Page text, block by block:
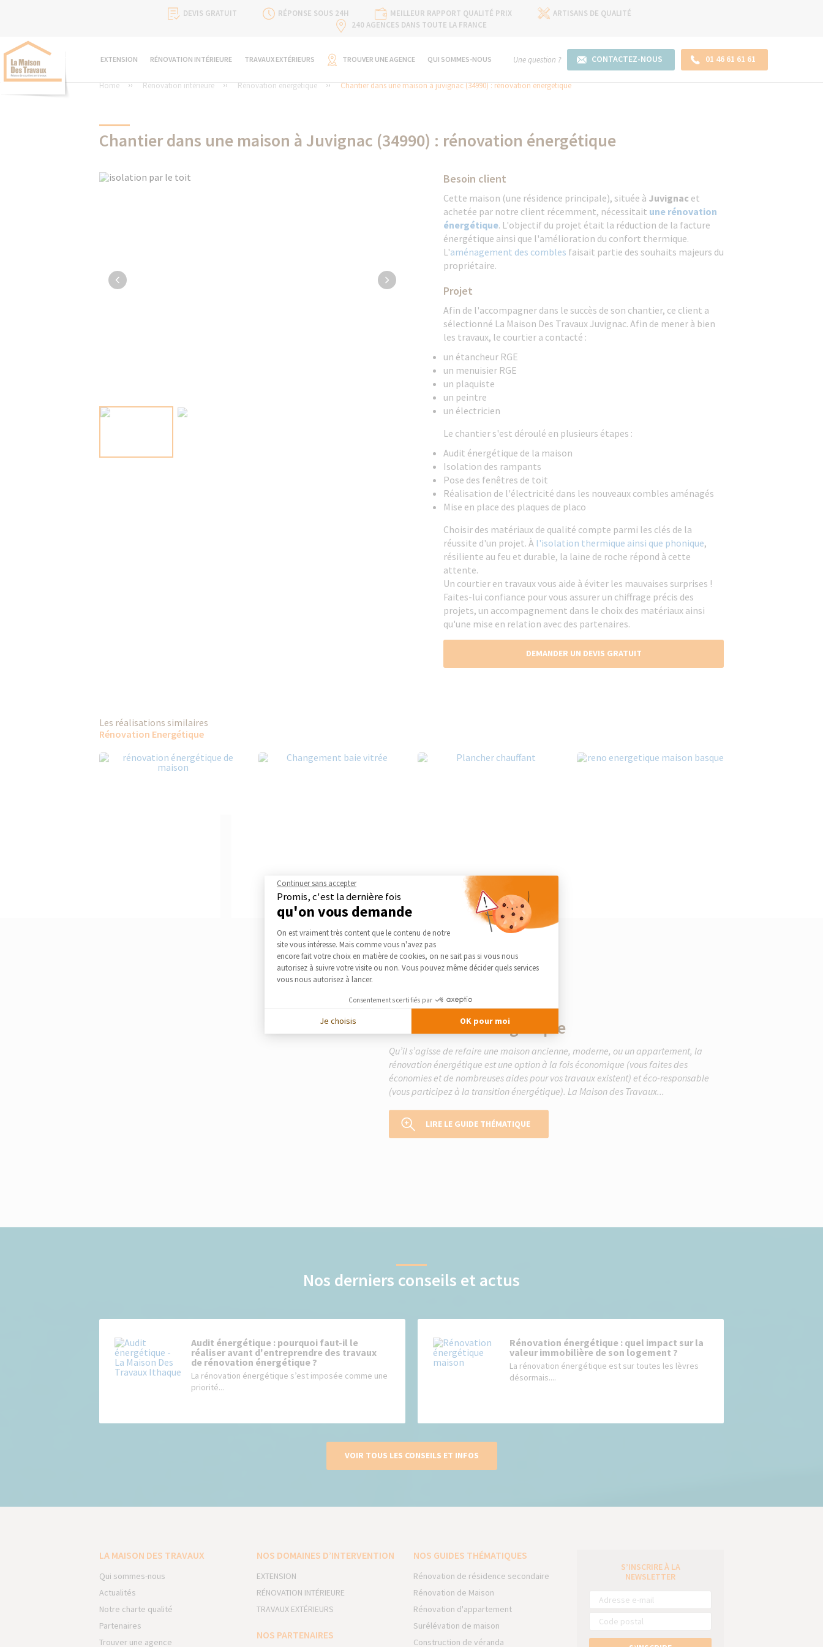
DEVIS GRATUIT RÉPONSE SOUS 24H MEILLEUR RAPPORT QUALITÉ PRIX
ARTISANS DE QUALITÉ
240 AGENCES DANS TOUTE LA FRANCE
EXTENSION RÉNOVATION INTÉRIEURE TRAVAUX EXTÉRIEURS TROUVER UNE AGENCE QUI SOMMES-NOUS Une question ? CONTACTEZ-NOUS 01 46 61 61 61
Home Rénovation intérieure Rénovation energétique Chantier dans une maison à juvignac (34990) : rénovation énergétique
Chantier dans une maison à Juvignac (34990) : rénovation énergétique
Besoin client
Cette maison (une résidence principale), située à Juvignac et
achetée par notre client récemment, nécessitait une rénovation
énergétique. L'objectif du projet était la réduction de la facture
énergétique ainsi que l'amélioration du confort thermique.
L'aménagement des combles faisait partie des souhaits majeurs du
propriétaire.
Projet
Afin de l'accompagner dans le succès de son chantier, ce client a
sélectionné La Maison Des Travaux Juvignac. Afin de mener à bien
les travaux, le courtier a contacté :
un étancheur RGE
un menuisier RGE
un plaquiste
un peintre
un électricien
Le chantier s'est déroulé en plusieurs étapes :
Audit énergétique de la maison
Isolation des rampants
Pose des fenêtres de toit
Réalisation de l'électricité dans les nouveaux combles aménagés
Mise en place des plaques de placo
Choisir des matériaux de qualité compte parmi les clés de la
réussite d'un projet. À l'isolation thermique ainsi que phonique,
résiliente au feu et durable, la laine de roche répond à cette
attente.
Un courtier en travaux vous aide à éviter les mauvaises surprises !
Faites-lui confiance pour vous assurer un chiffrage précis des
projets, un accompagnement dans le choix des matériaux ainsi
qu'une mise en relation avec des partenaires.
DEMANDER UN DEVIS GRATUIT
Les réalisations similaires
Rénovation Energétique
Le guide thématique
Rénovation énergétique
Qu’il s’agisse de refaire une maison ancienne, moderne, ou un appartement, la
rénovation énergétique est une option à la fois économique (vous faites des
économies et de nombreuses aides pour vos travaux existent) et éco-responsable
(vous participez à la transition énergétique). La Maison des Travaux...
LIRE LE GUIDE THÉMATIQUE
Nos derniers conseils et actus
Audit énergétique : pourquoi faut-il le
réaliser avant d'entreprendre des travaux
de rénovation énergétique ?
La rénovation énergétique s’est imposée comme une
priorité...
Rénovation énergétique : quel impact sur la
valeur immobilière de son logement ?
La rénovation énergétique est sur toutes les lèvres
désormais....
VOIR TOUS LES CONSEILS ET INFOS
LA MAISON DES TRAVAUX
Qui sommes-nous
Actualités
Notre charte qualité
Partenaires
Trouver une agence
NOS DOMAINES D’INTERVENTION
EXTENSION
RÉNOVATION INTÉRIEURE
TRAVAUX EXTÉRIEURS
NOS PARTENAIRES
NOS GUIDES THÉMATIQUES
Rénovation de résidence secondaire
Rénovation de Maison
Rénovation d'appartement
Surélévation de maison
Construction de véranda
S’INSCRIRE À LA
NEWSLETTER
Continuer sans accepter
Promis, c'est la dernière fois
qu'on vous demande
Plateforme de Gestion du Consentement : Personnalisez vos Options
On est vraiment très content que le contenu de notre
site vous intéresse. Mais comme vous n'avez pas
encore fait votre choix en matière de cookies, on ne sait pas si vous nous
autorisez à suivre votre visite ou non. Vous pouvez même décider quels services
vous nous autorisez à lancer.
Consentements certifiés par
Je choisis OK pour moi
Axeptio consent